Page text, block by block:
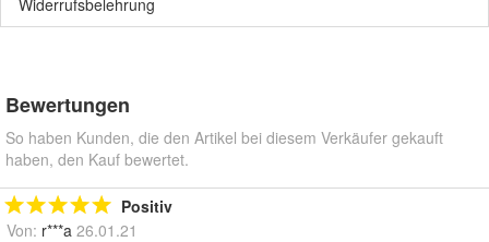
Bewertungen
So haben Kunden, die den Artikel bei diesem Verkäufer gekauft
haben, den Kauf bewertet.
Positiv
Von: r***a 26.01.21